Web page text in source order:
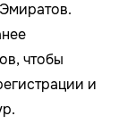
чтобы
и